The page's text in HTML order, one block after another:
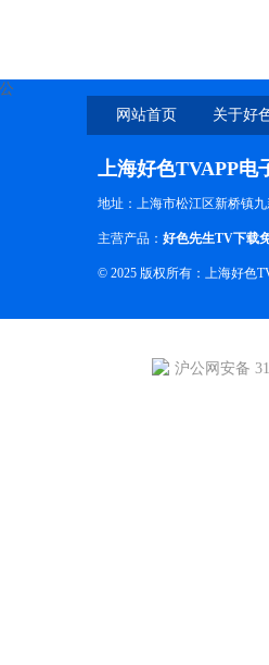
网站首页 关于好
上海好色TVAPP电
地址：上海市松江区新桥镇
主营产品： 好色先生TV下载
© 2025 版权所有：上海好色
沪公网安备